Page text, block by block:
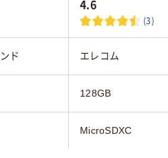
4.6
(3)
ド エレコム
128GB
MicroSDXC